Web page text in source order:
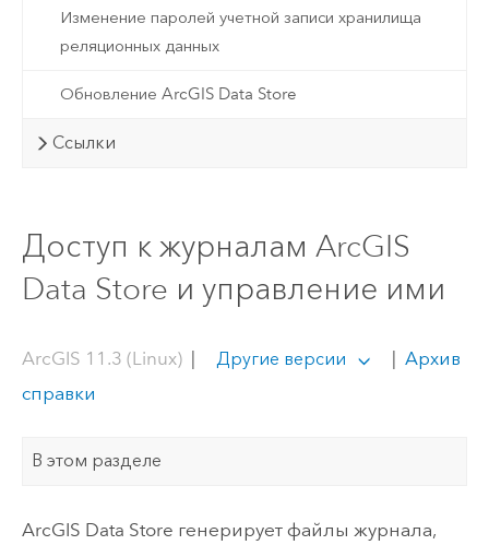
Изменение паролей учетной записи хранилища
реляционных данных
Обновление ArcGIS Data Store
Ссылки
Доступ к журналам ArcGIS
Data Store и управление ими
ArcGIS 11.3 (Linux)| Другие версии
Архив
справки
В этом разделе
ArcGIS Data Store генерирует файлы журнала,